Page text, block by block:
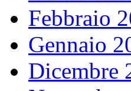
Febbraio
Gennaio
Dicembre